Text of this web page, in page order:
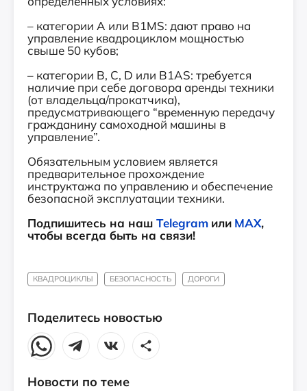
– категории А или B1MS: дают право на
управление квадроциклом мощностью
свыше 50 кубов;
– категории B, С, D или B1AS: требуется
наличие при себе договора аренды техники
(от владельца/прокатчика),
предусматривающего “временную передачу
гражданину самоходной машины в
управление”.
Обязательным условием является
предварительное прохождение
инструктажа по управлению и обеспечение
безопасной эксплуатации техники.
Подпишитесь на наш Telegram или MAX,
чтобы всегда быть на связи!
КВАДРОЦИКЛЫ БЕЗОПАСНОСТЬ ДОРОГИ
Поделитесь новостью
Новости по теме